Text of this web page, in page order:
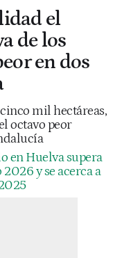
el
de los
en dos
mil hectáreas,
octavo peor
en Huelva supera
y se acerca a